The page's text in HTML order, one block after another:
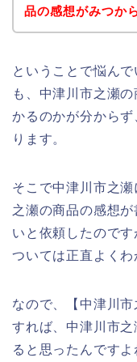
品の感想がみつか
ということで悩ん
も、中津川市之瀬
かるのかが分から
ります。
そこで中津川市之
之瀬の商品の感想
いと依頼したので
ついては正直よくわ
なので、【中津川
すれば、中津川市
ると思ったんですよ